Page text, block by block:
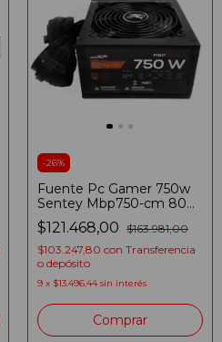
-26%
Fuente Pc Gamer 750w
Sentey Mbp750-cm 80
Plus Bronze Atx 3.1 Negro
$121.468,00 $163.981,00
$103.247,80 con Transferencia
o depósito
9 x $13.496,44 sin interés